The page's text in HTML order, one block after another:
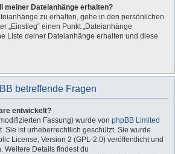
meiner Dateianhänge erhalten?
zu erhalten, gehe in den persönlichen
„Einstieg“ einen Punkt „Dateianhänge
Liste deiner Dateianhänge erhalten und diese
betreffende Fragen
entwickelt?
Fassung) wurde von phpBB Limited
Sie ist urheberrechtlich geschützt. Sie wurde
License, Version 2 (GPL-2.0) veröffentlicht und
Weitere Details findest du